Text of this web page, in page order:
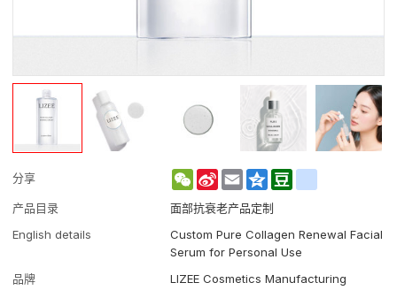
分享 WeChat
Sina
Weibo
Email Qzone
产品目录
面部抗衰老产品定制
English details
Custom Pure Collagen Renewal Facial
Serum for Personal Use
品牌
LIZEE Cosmetics Manufacturing